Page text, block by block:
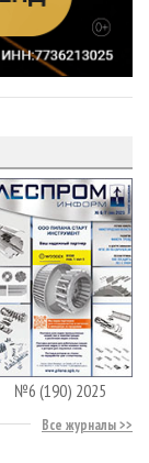
№6 (190) 2025
Все журналы